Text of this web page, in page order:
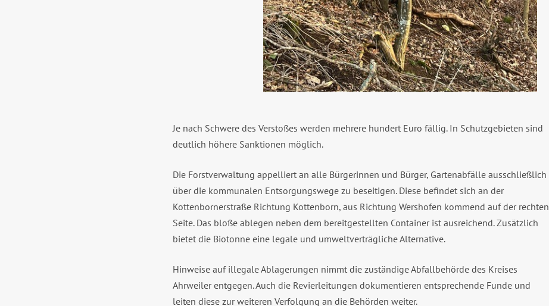
Je nach Schwere des Verstoßes werden mehrere hundert Euro fällig. In Schutzgebieten sind
deutlich höhere Sanktionen möglich.
Die Forstverwaltung appelliert an alle Bürgerinnen und Bürger, Gartenabfälle ausschließlich
über die kommunalen Entsorgungswege zu beseitigen. Diese befindet sich an der
Kottenbornerstraße Richtung Kottenborn, aus Richtung Wershofen kommend auf der rechten
Seite. Das bloße ablegen neben dem bereitgestellten Container ist ausreichend. Zusätzlich
bietet die Biotonne eine legale und umweltverträgliche Alternative.
Hinweise auf illegale Ablagerungen nimmt die zuständige Abfallbehörde des Kreises
Ahrweiler entgegen. Auch die Revierleitungen dokumentieren entsprechende Funde und
leiten diese zur weiteren Verfolgung an die Behörden weiter.